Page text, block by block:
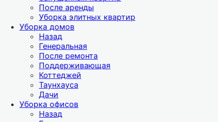
После аренды
Уборка элитных квартир
Уборка домов
Назад
Генеральная
После ремонта
Поддерживающая
Коттеджей
Таунхауса
Дачи
Уборка офисов
Назад